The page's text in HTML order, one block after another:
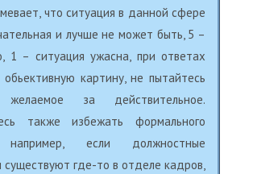
что ситуация в данной сфере
и лучше не может быть, 5 –
1 – ситуация ужасна, при ответах
картину, не пытайтесь
желаемое за действительное.
также избежать формального
например, если должностные
существуют где-то в отделе кадров,